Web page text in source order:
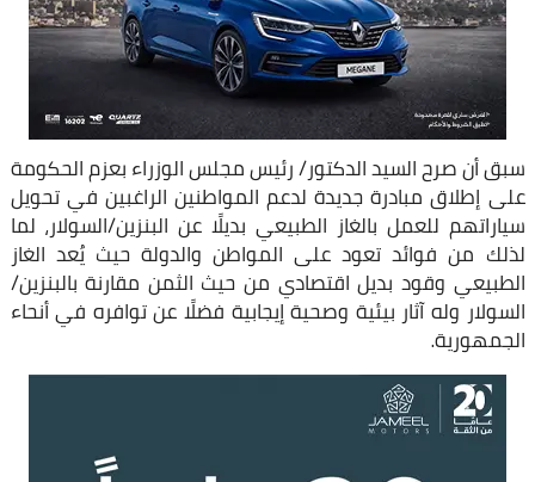
سبق أن صرح السيد الدكتور/ رئيس مجلس الوزراء بعزم الحكومة
على إطلاق مبادرة جديدة لدعم المواطنين الراغبين في تحويل
سياراتهم للعمل بالغاز الطبيعي بديلًا عن البنزين/السولار، لما
لذلك من فوائد تعود على المواطن والدولة حيث يُعد الغاز
الطبيعي وقود بديل اقتصادي من حيث الثمن مقارنة بالبنزين/
السولار وله آثار بيئية وصحية إيجابية فضلًا عن توافره في أنحاء
الجمهورية.